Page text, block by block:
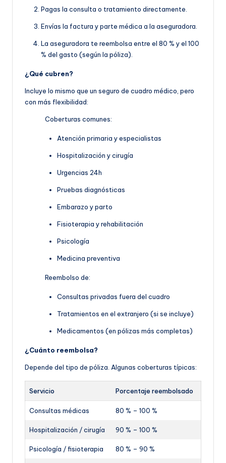
Pagas la consulta o tratamiento directamente.
Envías la factura y parte médica a la aseguradora.
La aseguradora te reembolsa entre el 80 % y el 100
% del gasto (según la póliza).
¿Qué cubren?
Incluye lo mismo que un seguro de cuadro médico, pero
con más flexibilidad:
Coberturas comunes:
Atención primaria y especialistas
Hospitalización y cirugía
Urgencias 24h
Pruebas diagnósticas
Embarazo y parto
Fisioterapia y rehabilitación
Psicología
Medicina preventiva
Reembolso de:
Consultas privadas fuera del cuadro
Tratamientos en el extranjero (si se incluye)
Medicamentos (en pólizas más completas)
¿Cuánto reembolsa?
Depende del tipo de póliza. Algunas coberturas típicas:
Servicio Porcentaje reembolsado
Consultas médicas 80 % – 100 %
Hospitalización / cirugía 90 % – 100 %
Psicología / fisioterapia 80 % – 90 %